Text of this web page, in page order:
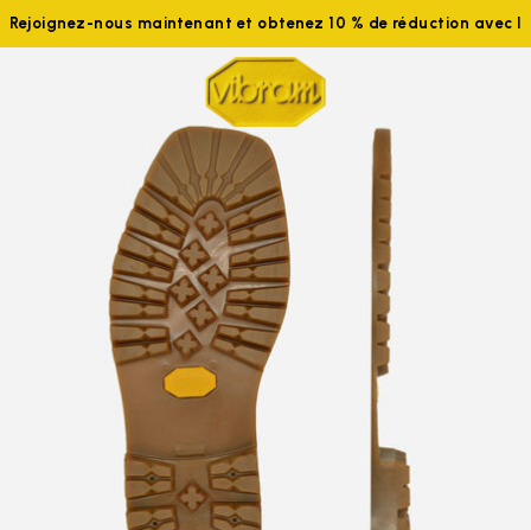
Rejoignez-nous maintenant et obtenez 10 % de réduction avec le